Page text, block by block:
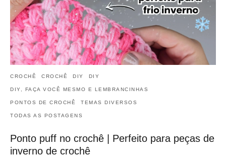
CROCHÊ CROCHÊ DIY DIY
DIY, FAÇA VOCÊ MESMO E LEMBRANCINHAS
PONTOS DE CROCHÊ TEMAS DIVERSOS
TODAS AS POSTAGENS
Ponto puff no crochê | Perfeito para peças de
inverno de crochê